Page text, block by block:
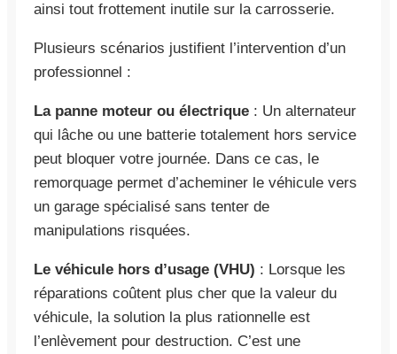
ainsi tout frottement inutile sur la carrosserie.
Plusieurs scénarios justifient l’intervention d’un
professionnel :
La panne moteur ou électrique : Un alternateur
qui lâche ou une batterie totalement hors service
peut bloquer votre journée. Dans ce cas, le
remorquage permet d’acheminer le véhicule vers
un garage spécialisé sans tenter de
manipulations risquées.
Le véhicule hors d’usage (VHU) : Lorsque les
réparations coûtent plus cher que la valeur du
véhicule, la solution la plus rationnelle est
l’enlèvement pour destruction. C’est une